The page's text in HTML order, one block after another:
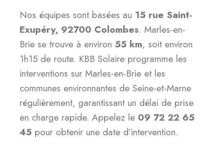
Nos équipes sont basées au 15 rue Saint-
Exupéry, 92700 Colombes. Marles-en-
Brie se trouve à environ 55 km, soit environ
1h15 de route. KBB Solaire programme les
interventions sur Marles-en-Brie et les
communes environnantes de Seine-et-Marne
régulièrement, garantissant un délai de prise
en charge rapide. Appelez le 09 72 22 65
45 pour obtenir une date d’intervention.